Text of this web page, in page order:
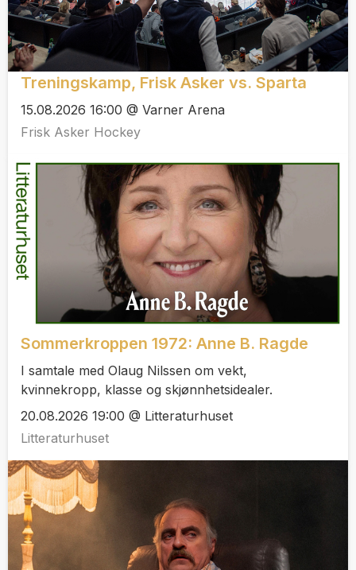
Treningskamp, Frisk Asker vs. Sparta
15.08.2026 16:00 @ Varner Arena
Frisk Asker Hockey
Sommerkroppen 1972: Anne B. Ragde
I samtale med Olaug Nilssen om vekt,
kvinnekropp, klasse og skjønnhetsidealer.
20.08.2026 19:00 @ Litteraturhuset
Litteraturhuset